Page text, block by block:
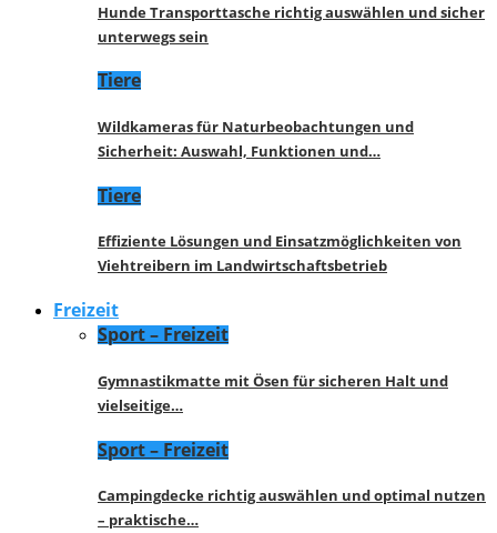
Hunde Transporttasche richtig auswählen und sicher
unterwegs sein
Tiere
Wildkameras für Naturbeobachtungen und
Sicherheit: Auswahl, Funktionen und…
Tiere
Effiziente Lösungen und Einsatzmöglichkeiten von
Viehtreibern im Landwirtschaftsbetrieb
Freizeit
Sport – Freizeit
Gymnastikmatte mit Ösen für sicheren Halt und
vielseitige…
Sport – Freizeit
Campingdecke richtig auswählen und optimal nutzen
– praktische…